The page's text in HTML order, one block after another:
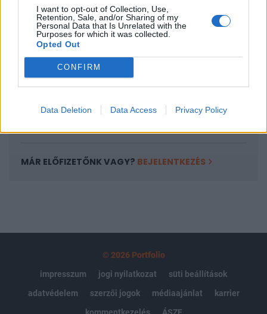
I want to opt-out of Collection, Use,
Retention, Sale, and/or Sharing of my
Personal Data that Is Unrelated with the
Purposes for which it was collected.
Opted Out
CONFIRM
Data Deletion Data Access Privacy Policy
tartozik, melynek olvasása előfizetéses
regisztrációhoz kötött.
Az előfizetés a következőket tartalmazza:
Portfolio.hu teljes cikkarchívum
Kötéslisták: BÉT elmúlt 2 év napon belüli
kötéslistái
MÁR ELŐFIZETŐNK VAGY? BEJELENTKEZÉS
© 2026 Portfolio
impresszum
jogi nyilatkozat
süti beállítások
adatvédelem
szerzői jogok médiaajánlat
karrier
kommentkezelés
ÁSZF